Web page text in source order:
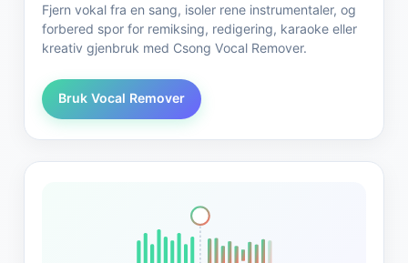
Fjern vokal fra en sang, isoler rene instrumentaler, og
forbered spor for remiksing, redigering, karaoke eller
kreativ gjenbruk med Csong Vocal Remover.
Bruk Vocal Remover